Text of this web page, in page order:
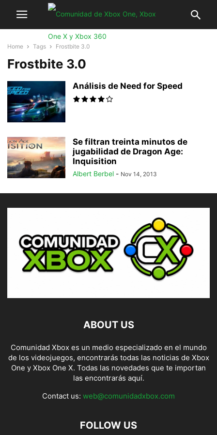
Home Tags Frostbite 3.0
Frostbite 3.0
Análisis de Need for Speed
Se filtran treinta minutos de
jugabilidad de Dragon Age:
Inquisition
Albert Berbel - Nov 14, 2013
ABOUT US
Comunidad Xbox es un medio especializado en el mundo
de los videojuegos, encontrarás todas las noticias de Xbox
One y Xbox One X. Todas las novedades que te importan
las encontrarás aquí.
Contact us: web@comunidadxbox.com
FOLLOW US